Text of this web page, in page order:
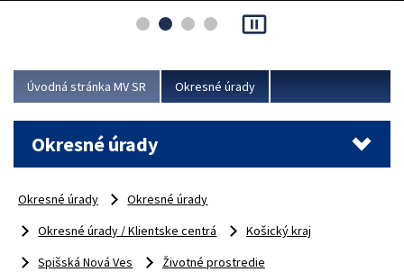
asociácie poisťovní (SLASPO) a Ministerstva vnútra SR.
Viac
pause_presentation
Úvodná stránka MV SR Okresné úrady
Okresné úrady
Okresné úrady
Okresné úrady
Okresné úrady / Klientske centrá
Košický kraj
Spišská Nová Ves
Životné prostredie